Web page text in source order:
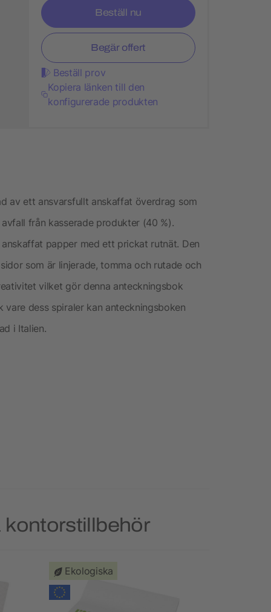
Beställ nu
Begär offert
Beställ prov
Kopiera länken till den
konfigurerade produkten
av ett ansvarsfullt anskaffat överdrag som
från kasserade produkter (40 %).
papper med ett prickat rutnät. Den
som är linjerade, tomma och rutade och
vilket gör denna anteckningsbok
dess spiraler kan anteckningsboken
i Italien.
Ekologiska